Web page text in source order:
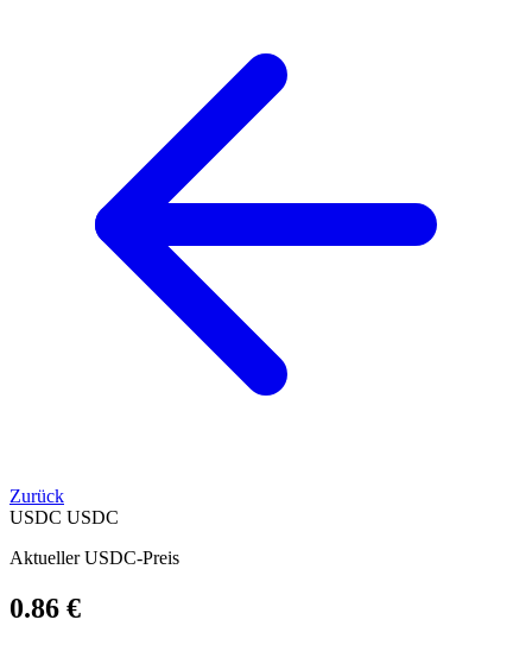
Zurück
USDC USDC
Aktueller USDC-Preis
0.86 €